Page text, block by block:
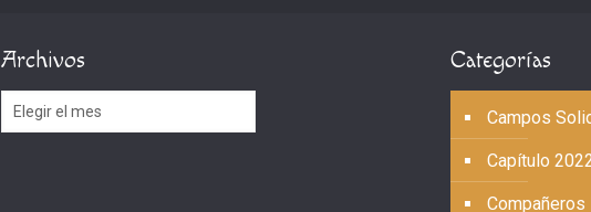
Archivos
Archivos
Categorías
Campos
Capítulo